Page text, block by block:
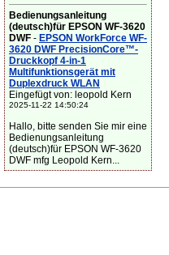
Bedienungsanleitung
(deutsch)für EPSON WF-3620
DWF - EPSON WorkForce WF-
3620 DWF PrecisionCore™-
Druckkopf 4-in-1
Multifunktionsgerät mit
Duplexdruck WLAN
Eingefügt von: leopold Kern
2025-11-22 14:50:24
Hallo, bitte senden Sie mir eine
Bedienungsanleitung
(deutsch)für EPSON WF-3620
DWF mfg Leopold Kern...